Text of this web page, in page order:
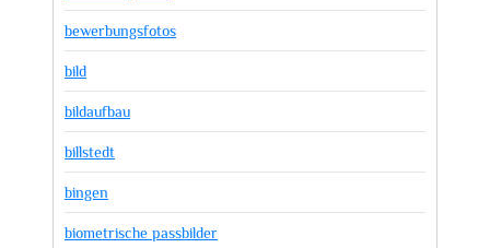
bewerbungsfotos
bild
bildaufbau
billstedt
bingen
biometrische passbilder